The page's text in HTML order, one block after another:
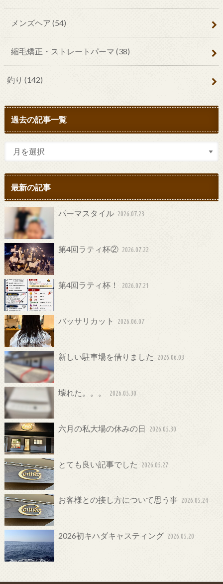
メンズヘア (54)
縮毛矯正・ストレートパーマ (38)
釣り (142)
過去の記事一覧
最新の記事
パーマスタイル 2026.07.23
第4回ラティ杯② 2026.07.22
第4回ラティ杯！ 2026.07.21
バッサリカット 2026.06.07
新しい駐車場を借りました 2026.06.03
壊れた。。。 2026.05.30
六月の私大場の休みの日 2026.05.30
とても良い記事でした 2026.05.27
お客様との接し方について思う事 2026.05.24
2026初キハダキャスティング 2026.05.20